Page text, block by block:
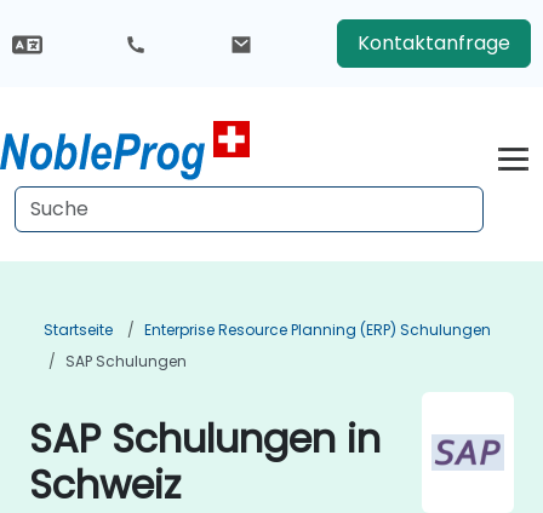
Kontaktanfrage
Startseite
Enterprise Resource Planning (ERP) Schulungen
SAP Schulungen
SAP Schulungen in
Schweiz